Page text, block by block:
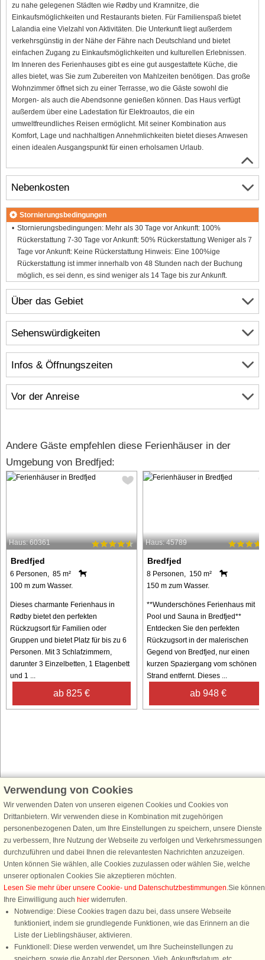
zu nahe gelegenen Städten wie Rødby und Kramnitze, die
Einkaufsmöglichkeiten und Restaurants bieten. Für Familienspaß bietet
Lalandia eine Vielzahl von Aktivitäten. Die Unterkunft liegt außerdem
verkehrsgünstig in der Nähe der Fähre nach Deutschland und bietet
einfachen Zugang zu Einkaufsmöglichkeiten und kulturellen Erlebnissen.
Im Inneren des Ferienhauses gibt es eine gut ausgestattete Küche, die
alles bietet, was Sie zum Zubereiten von Mahlzeiten benötigen. Das große
Wohnzimmer öffnet sich zu einer Terrasse, wo die Gäste sowohl die
Morgen- als auch die Abendsonne genießen können. Das Haus verfügt
außerdem über eine Ladestation für Elektroautos, die ein
umweltfreundliches Reisen ermöglicht. Mit seiner Kombination aus
Komfort, Lage und nachhaltigen Annehmlichkeiten bietet dieses Anwesen
einen idealen Ausgangspunkt für einen erholsamen Urlaub.
Über das Gebiet
Infos & Öffnungszeiten
Vor der Anreise
Nebenkosten
Stornierungsbedingungen
Stornierungsbedingungen: Mehr als 30 Tage vor Ankunft: 100%
Rückerstattung 7-30 Tage vor Ankunft: 50% Rückerstattung Weniger als 7
Tage vor Ankunft: Keine Rückerstattung Hinweis: Eine 100%ige
Rückerstattung ist immer innerhalb von 48 Stunden nach der Buchung
möglich, es sei denn, es sind weniger als 14 Tage bis zur Ankunft.
Sehenswürdigkeiten
Andere Gäste empfehlen diese Ferienhäuser in der
Umgebung von Bredfjed:
Haus: 60361
Bredfjed
6 Personen, 85 m²
100 m zum Wasser.
Dieses charmante Ferienhaus in
Rødby bietet den perfekten
Rückzugsort für Familien oder
Gruppen und bietet Platz für bis zu 6
Personen. Mit 3 Schlafzimmern,
darunter 3 Einzelbetten, 1 Etagenbett
und 1 ...
ab 825 €
Haus: 45789
Bredfjed
8 Personen, 150 m²
150 m zum Wasser.
**Wunderschönes Ferienhaus mit
Pool und Sauna in Bredfjed**
Entdecken Sie den perfekten
Rückzugsort in der malerischen
Gegend von Bredfjed, nur einen
kurzen Spaziergang vom schönen
Strand entfernt. Dieses ...
ab 948 €
Schließen Sie sich 100.000 Ferienhaus-Fans an
Erhalten Sie einenWillkommensgutschein von 25 € für Ihren nächsten
Ferienhausurlaub - melden Sie sich einfach für den DanCenter Newsletter
an. Verpassen Sie nie wieder exklusive Angebote, Gewinnspiele und
Urlaubstipps!
Newsletter abonnieren
Verwendung von Cookies
Wir verwenden Daten von unseren eigenen Cookies und Cookies von
Drittanbietern. Wir verwenden diese in Kombination mit zugehörigen
personenbezogenen Daten, um Ihre Einstellungen zu speichern, unsere Dienste
zu verbessern, Ihre Nutzung der Webseite zu verfolgen und Verkehrsmessungen
durchzuführen und dabei Ihnen die relevantesten Nachrichten anzuzeigen.
Unten können Sie wählen, alle Cookies zuzulassen oder wählen Sie, welche
unserer optionalen Cookies Sie akzeptieren möchten.
Lesen Sie mehr über unsere Cookie- und Datenschutzbestimmungen.Sie können
Ihre Einwilligung auch hier widerrufen.
Notwendige: Diese Cookies tragen dazu bei, dass unsere Webseite
funktioniert, indem sie grundlegende Funktionen, wie das Erinnern an die
Liste der Lieblingshäuser, aktivieren.
Funktionell: Diese werden verwendet, um Ihre Sucheinstellungen zu